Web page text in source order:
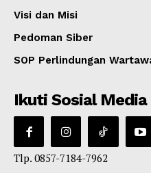
Visi dan Misi
Pedoman Siber
SOP Perlindungan
Ikuti Sosial Media
Tlp. 0857-7184-7962